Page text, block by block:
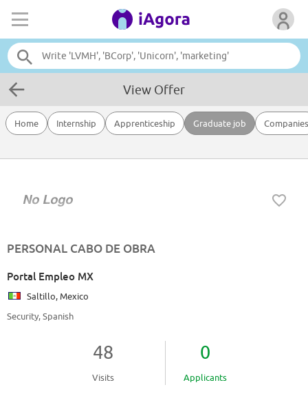
View Offer
Home Internship Apprenticeship Graduate job Companies
PERSONAL CABO DE OBRA
Portal Empleo MX
Saltillo, Mexico
Security, Spanish
48
Visits
0
Applicants